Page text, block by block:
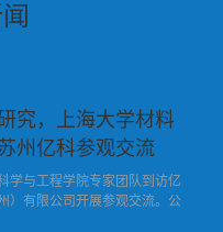
究，上海大学材料
州亿科参观交流
学与工程学院专家团队到访亿
）有限公司开展参观交流。公